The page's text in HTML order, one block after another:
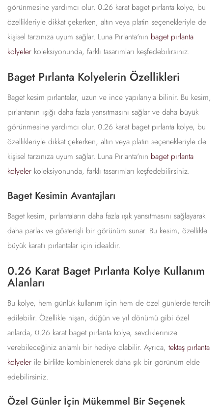
görünmesine yardımcı olur. 0.26 karat baget pırlanta kolye, bu
özellikleriyle dikkat çekerken, altın veya platin seçenekleriyle de
kişisel tarzınıza uyum sağlar. Luna Pırlanta'nın baget pırlanta
kolyeler koleksiyonunda, farklı tasarımları keşfedebilirsiniz.
Baget Pırlanta Kolyelerin Özellikleri
Baget kesim pırlantalar, uzun ve ince yapılarıyla bilinir. Bu kesim,
pırlantanın ışığı daha fazla yansıtmasını sağlar ve daha büyük
görünmesine yardımcı olur. 0.26 karat baget pırlanta kolye, bu
özellikleriyle dikkat çekerken, altın veya platin seçenekleriyle de
kişisel tarzınıza uyum sağlar. Luna Pırlanta'nın baget pırlanta
kolyeler koleksiyonunda, farklı tasarımları keşfedebilirsiniz.
Baget Kesimin Avantajları
Baget kesim, pırlantaların daha fazla ışık yansıtmasını sağlayarak
daha parlak ve gösterişli bir görünüm sunar. Bu kesim, özellikle
büyük karatlı pırlantalar için idealdir.
0.26 Karat Baget Pırlanta Kolye Kullanım
Alanları
Bu kolye, hem günlük kullanım için hem de özel günlerde tercih
edilebilir. Özellikle nişan, düğün ve yıl dönümü gibi özel
anlarda, 0.26 karat baget pırlanta kolye, sevdiklerinize
verebileceğiniz anlamlı bir hediye olabilir. Ayrıca, tektaş pırlanta
kolyeler ile birlikte kombinlenerek daha şık bir görünüm elde
edebilirsiniz.
Özel Günler İçin Mükemmel Bir Seçenek